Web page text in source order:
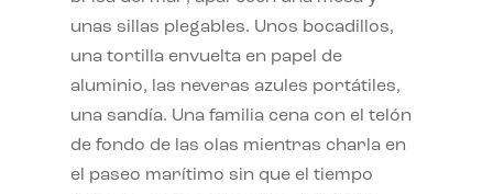
unas sillas plegables. Unos bocadillos,
una tortilla envuelta en papel de
aluminio, las neveras azules portátiles,
una sandía. Una familia cena con el telón
de fondo de las olas mientras charla en
el paseo marítimo sin que el tiempo